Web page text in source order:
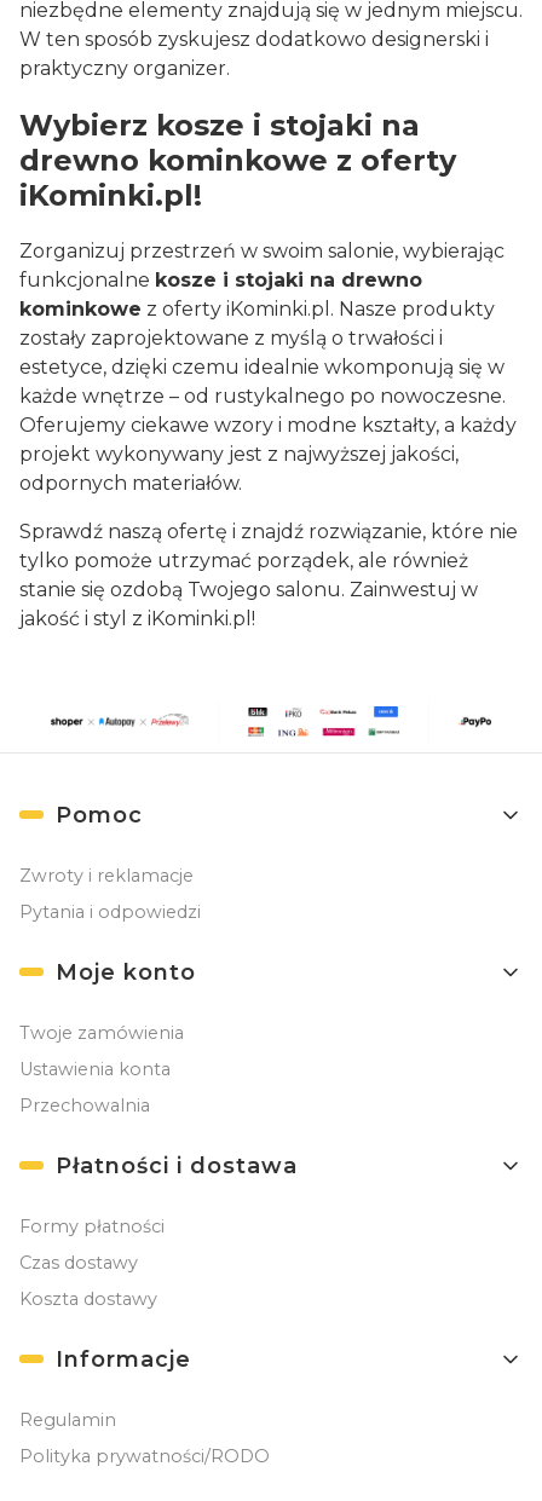
niezbędne elementy znajdują się w jednym miejscu.
W ten sposób zyskujesz dodatkowo designerski i
praktyczny organizer.
Wybierz kosze i stojaki na
drewno kominkowe z oferty
iKominki.pl!
Zorganizuj przestrzeń w swoim salonie, wybierając
funkcjonalne kosze i stojaki na drewno
kominkowe z oferty iKominki.pl. Nasze produkty
zostały zaprojektowane z myślą o trwałości i
estetyce, dzięki czemu idealnie wkomponują się w
każde wnętrze – od rustykalnego po nowoczesne.
Oferujemy ciekawe wzory i modne kształty, a każdy
projekt wykonywany jest z najwyższej jakości,
odpornych materiałów.
Sprawdź naszą ofertę i znajdź rozwiązanie, które nie
tylko pomoże utrzymać porządek, ale również
stanie się ozdobą Twojego salonu. Zainwestuj w
jakość i styl z iKominki.pl!
Linki w stopce
Pomoc
Zwroty i reklamacje
Pytania i odpowiedzi
Moje konto
Twoje zamówienia
Ustawienia konta
Przechowalnia
Płatności i dostawa
Formy płatności
Czas dostawy
Koszta dostawy
Informacje
Regulamin
Polityka prywatności/RODO